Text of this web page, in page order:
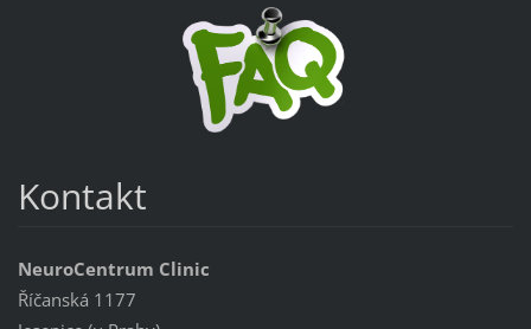
Kontakt
NeuroCentrum Clinic
Říčanská 1177